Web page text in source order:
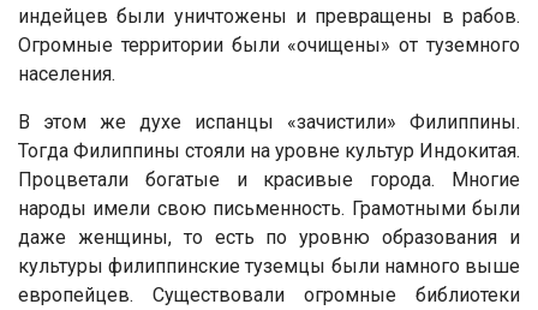
индейцев были уничтожены и превращены в рабов.
Огромные территории были «очищены» от туземного
населения.
В этом же духе испанцы «зачистили» Филиппины.
Тогда Филиппины стояли на уровне культур Индокитая.
Процветали богатые и красивые города. Многие
народы имели свою письменность. Грамотными были
даже женщины, то есть по уровню образования и
культуры филиппинские туземцы были намного выше
европейцев. Существовали огромные библиотеки